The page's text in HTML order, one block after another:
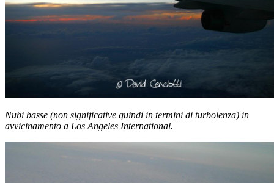
Nubi basse (non significative quindi in termini di turbolenza) in
avvicinamento a Los Angeles International.